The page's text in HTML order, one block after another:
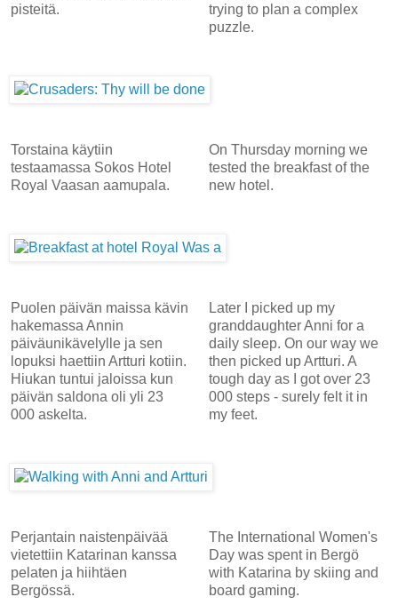
pisteitä.
trying to plan a complex
puzzle.
Torstaina käytiin
testaamassa Sokos Hotel
Royal Vaasan aamupala.
On Thursday morning we
tested the breakfast of the
new hotel.
Puolen päivän maissa kävin
hakemassa Annin
päiväunikävelylle ja sen
lopuksi haettiin Artturi kotiin.
Hiukan tuntui jaloissa kun
päivän saldona oli yli 23
000 askelta.
Later I picked up my
granddaughter Anni for a
daily sleep. On our way we
then picked up Artturi. A
tough day as I got over 23
000 steps - surely felt it in
my feet.
Perjantain naistenpäivää
vietettiin Katarinan kanssa
pelaten ja hiihtäen
Bergössä.
The International Women's
Day was spent in Bergö
with Katarina by skiing and
board gaming.